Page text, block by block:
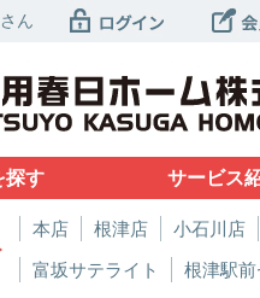
さん
探す サービス
本店 根津店 小石川店
富坂サテライト
根津駅